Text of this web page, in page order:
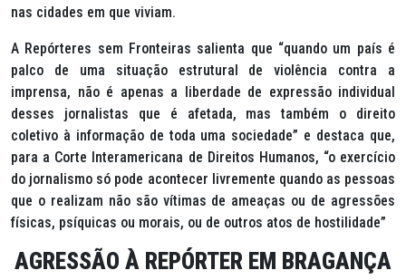
nas cidades em que viviam.
A Repórteres sem Fronteiras salienta que “quando um país é
palco de uma situação estrutural de violência contra a
imprensa, não é apenas a liberdade de expressão individual
desses jornalistas que é afetada, mas também o direito
coletivo à informação de toda uma sociedade” e destaca que,
para a Corte Interamericana de Direitos Humanos, “o exercício
do jornalismo só pode acontecer livremente quando as pessoas
que o realizam não são vítimas de ameaças ou de agressões
físicas, psíquicas ou morais, ou de outros atos de hostilidade”
AGRESSÃO À REPÓRTER EM BRAGANÇA